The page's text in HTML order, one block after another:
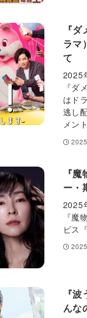
『
ラマ
て
2025
『ダ
はド
逃し
メン
『
ー・
2025
『魔
ビス
『
んな